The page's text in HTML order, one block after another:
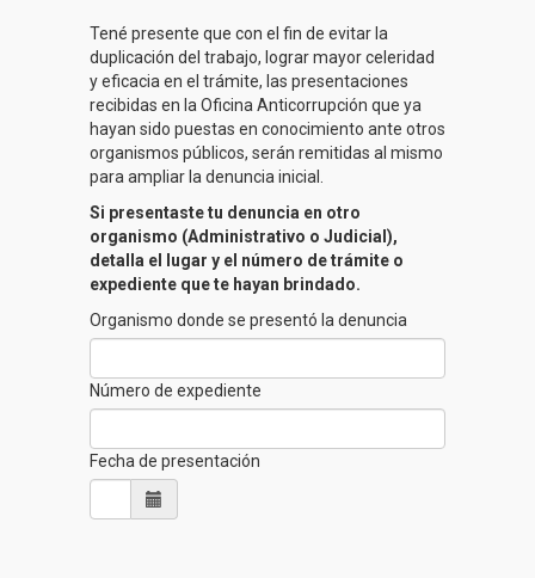
Tené presente que con el fin de evitar la
duplicación del trabajo, lograr mayor celeridad
y eficacia en el trámite, las presentaciones
recibidas en la Oficina Anticorrupción que ya
hayan sido puestas en conocimiento ante otros
organismos públicos, serán remitidas al mismo
para ampliar la denuncia inicial.
Si presentaste tu denuncia en otro
organismo (Administrativo o Judicial),
detalla el lugar y el número de trámite o
expediente que te hayan brindado.
Organismo donde se presentó la denuncia
Número de expediente
Fecha de presentación